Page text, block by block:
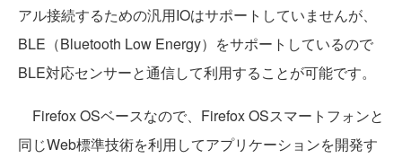
アル接続するための汎用IOはサポートしていませんが、
BLE（Bluetooth Low Energy）をサポートしているので
BLE対応センサーと通信して利用することが可能です。
Firefox OSベースなので、Firefox OSスマートフォンと
同じWeb標準技術を利用してアプリケーションを開発す